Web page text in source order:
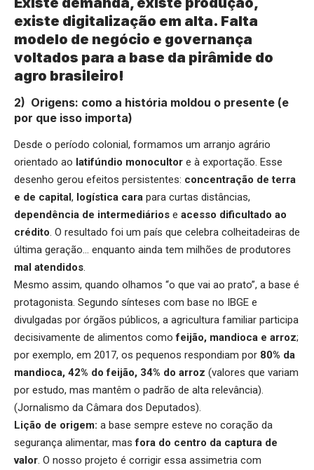
existe digitalização em alta. Falta
modelo de negócio e governança
voltados para a base da pirâmide do
agro brasileiro!
2) Origens: como a história moldou o presente (e
por que isso importa)
Desde o período colonial, formamos um arranjo agrário
orientado ao latifúndio monocultor e à exportação. Esse
desenho gerou efeitos persistentes: concentração de terra
e de capital, logística cara para curtas distâncias,
dependência de intermediários e acesso dificultado ao
crédito. O resultado foi um país que celebra colheitadeiras de
última geração… enquanto ainda tem milhões de produtores
mal atendidos.
Mesmo assim, quando olhamos “o que vai ao prato”, a base é
protagonista. Segundo sínteses com base no IBGE e
divulgadas por órgãos públicos, a agricultura familiar participa
decisivamente de alimentos comofeijão, mandioca e arroz;
por exemplo, em 2017, os pequenos respondiam por 80% da
mandioca, 42% do feijão, 34% do arroz (valores que variam
por estudo, mas mantêm o padrão de alta relevância).
(Jornalismo da Câmara dos Deputados).
Lição de origem: a base sempre esteve no coração da
segurança alimentar, masfora do centro da captura de
valor. O nosso projeto é corrigir essa assimetria com